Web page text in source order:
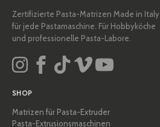
Zertifizierte Pasta-Matrizen Made in Italy
für jede Pastamaschine. Für Hobbyköche
und professionelle Pasta-Labore.
SHOP
Matrizen für Pasta-Extruder
Pasta-Extrusionsmaschinen